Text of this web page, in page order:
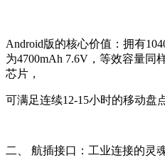
Android版的核心价值：拥有
为4700mAh 7.6V，等效容量同
芯片，
可满足连续12-15小时的移动盘
二、 航插接口：工业连接的灵